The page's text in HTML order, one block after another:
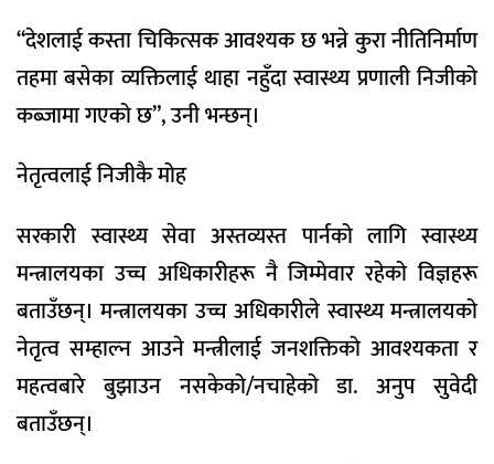
“देशलाई कस्ता चिकित्सक आवश्यक छ भन्ने कुरा नीतिनिर्माण
तहमा बसेका व्यक्तिलाई थाहा नहुँदा स्वास्थ्य प्रणाली निजीको
कब्जामा गएको छ”, उनी भन्छन्।
नेतृत्वलाई निजीकै मोह
सरकारी स्वास्थ्य सेवा अस्तव्यस्त पार्नको लागि स्वास्थ्य
मन्त्रालयका उच्च अधिकारीहरू नै जिम्मेवार रहेको विज्ञहरू
बताउँछन्। मन्त्रालयका उच्च अधिकारीले स्वास्थ्य मन्त्रालयको
नेतृत्व सम्हाल्न आउने मन्त्रीलाई जनशक्तिको आवश्यकता र
महत्वबारे बुझाउन नसकेको/नचाहेको डा. अनुप सुवेदी
बताउँछन्।